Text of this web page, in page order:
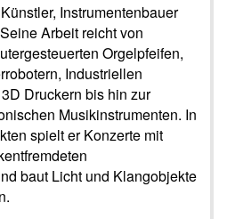
Instrumentenbauer
Arbeit reicht von
Orgelpfeifen,
Industriellen
Druckern bis hin zur
Musikinstrumenten. In
spielt er Konzerte mit
baut Licht und Klangobjekte